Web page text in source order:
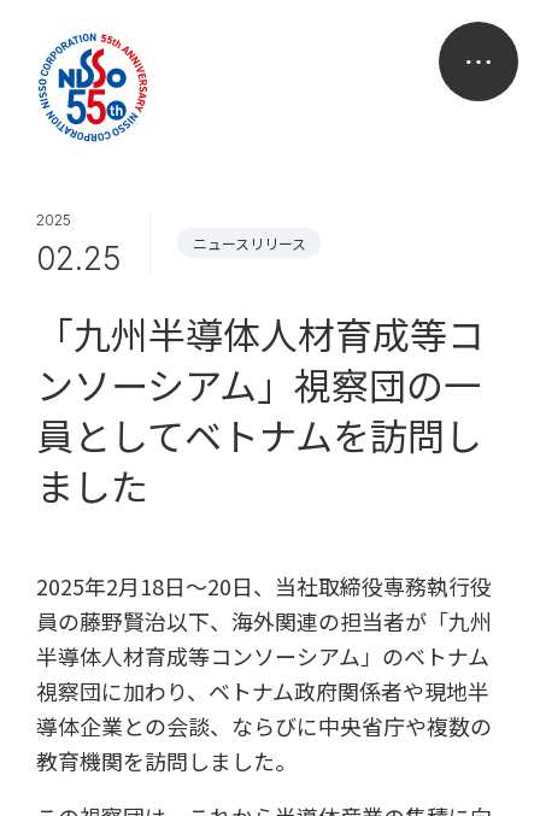
2025
02.25 ニュースリリース
「九州半導体人材育成等コ
ンソーシアム」視察団の一
員としてベトナムを訪問し
ました
2025年2月18日～20日、当社取締役専務執行役
員の藤野賢治以下、海外関連の担当者が「九州
半導体人材育成等コンソーシアム」のベトナム
視察団に加わり、ベトナム政府関係者や現地半
導体企業との会談、ならびに中央省庁や複数の
教育機関を訪問しました。